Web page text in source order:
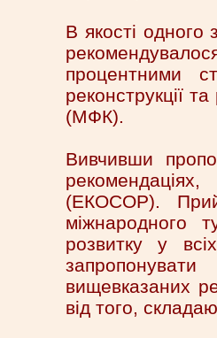
В якості одного
процентними
реконструкції
(МФК).
Вивчивши
(ЕКОСОР).
міжнародного
розвитку у
вищевказаних
від того,